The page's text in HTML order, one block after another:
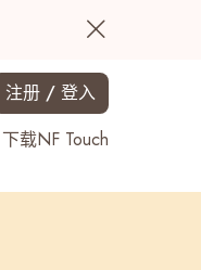
注册 / 登入
下载NF Touch